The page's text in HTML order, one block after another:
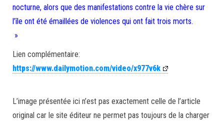
nocturne, alors que des manifestations contre la vie chère sur
l’île ont été émaillées de violences qui ont fait trois morts.
»
Lien complémentaire:
https://www.dailymotion.com/video/x977v6k
L’image présentée ici n’est pas exactement celle de l’article
original car le site éditeur ne permet pas toujours de la charger